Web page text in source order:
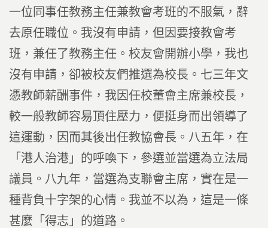
一位同事任教務主任兼教會考班的不服氣，辭
去原任職位。我沒有申請，但因要接教會考
班，兼任了教務主任。校友會開辦小學，我也
沒有申請，卻被校友們推選為校長。七三年文
憑教師薪酬事件，我因任校董會主席兼校長，
較一般教師容易頂住壓力，便挺身而出領導了
這運動，因而其後出任教協會長。八五年，在
「港人治港」的呼喚下，參選並當選為立法局
議員。八九年，當選為支聯會主席，實在是一
種背負十字架的心情。我並不以為，這是一條
甚麼「得志」的道路。